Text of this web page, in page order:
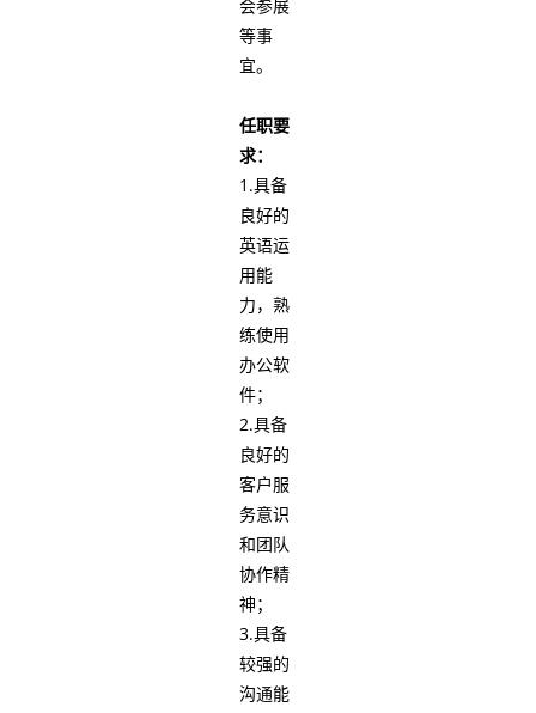
会参展
等事
宜。
任职要
求：
1.具备
良好的
英语运
用能
力，熟
练使用
办公软
件；
2.具备
良好的
客户服
务意识
和团队
协作精
神；
3.具备
较强的
沟通能